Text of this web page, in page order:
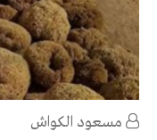
مسعود الكواش